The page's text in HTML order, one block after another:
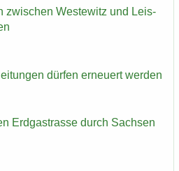
zwi­schen Wes­te­witz und Leis­
dür­fen er­neu­ert wer­den
Erd­gas­tras­se durch Sach­sen